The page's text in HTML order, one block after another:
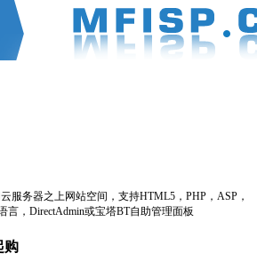
服务器之上网站空间，支持HTML5，PHP，ASP，
言，DirectAdmin或宝塔BT自助管理面板
购